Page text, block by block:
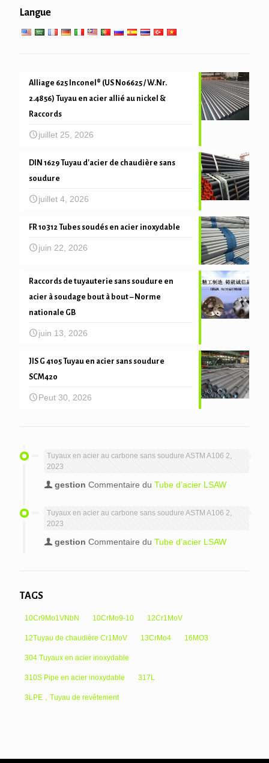
mécanique du tube et de précision
Langue
Alliage 625 Inconel® (US N06625 / W.Nr.
2.4856) Tuyau en acier allié au nickel &
Raccords
juillet 25, 2026
DIN 1629 Tuyau d'acier de chaudière sans
soudure
juillet 4, 2026
FR 10312 Tubes soudés en acier inoxydable
juin 22, 2026
Raccords de tuyauterie sans soudure en
acier à soudage bout à bout – Norme
nationale GB
juin 13, 2026
JIS G 4105 Tuyau en acier sans soudure
SCM420
Peut 30, 2026
Tuyaux en acier au carbone sans soudure ASTM A106 2,
2023
gestion Commentaire du Tube d’acier LSAW
Tuyaux en acier au carbone sans soudure ASTM A106 2,
2023
gestion Commentaire du Tube d’acier LSAW
TAGS
10Cr9Mo1VNbN 10CrMo9-10 12Cr1MoV
12Tuyau de chaudière Cr1MoV 13CrMo4 16MO3
304 Tuyaux en acier inoxydable
310S Pipe en acier inoxydable 317L
3LPE，Tuyau de revêtement